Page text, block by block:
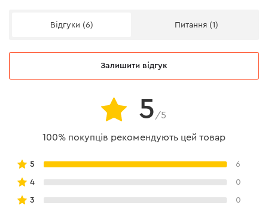
Універсальність
Завдяки інноваційному заточуванню ріжучої кромки,
Можна використовувати для свердління в бетоні,
цеглі, граніті, дереві.
Відгуки (6) Питання (1)
Залишити відгук
5 /5
100% покупців рекомендують цей товар
5 6
4 0
3 0